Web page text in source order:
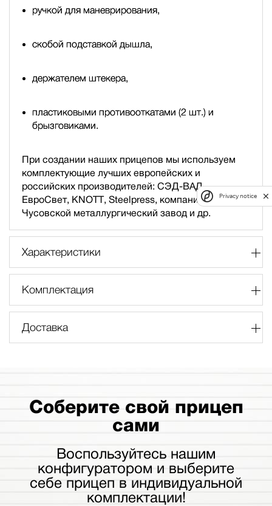
ручкой для маневрирования,
скобой подставкой дышла,
держателем штекера,
пластиковыми противооткатами (2 шт.) и
брызговиками.
При создании наших прицепов мы используем
комплектующие лучших европейских и
российских производителей: СЭД-ВАД,
ЕвроСвет, KNOTT, Steelpress, компания «Свеза»,
Чусовской металлургический завод и др.
Характеристики
Комплектация
Доставка
Соберите свой прицеп
сами
Воспользуйтесь нашим
конфигуратором и выберите
себе прицеп в индивидуальной
комплектации!
Privacy notice